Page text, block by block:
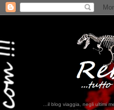
...il blog viaggia, negli ultimi